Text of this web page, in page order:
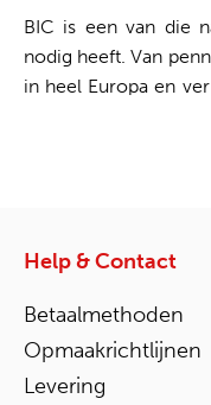
BIC is een van die
nodig heeft. Van
in heel Europa en
Help & Contact
Betaalmethoden
Opmaakrichtlijnen
Levering